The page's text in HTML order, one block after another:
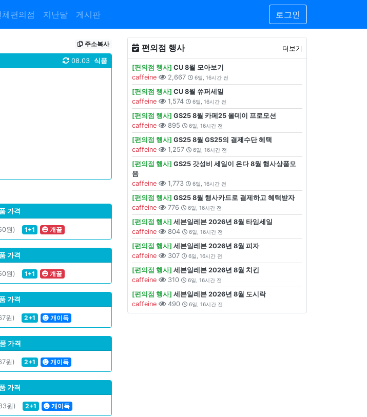
체편의점 지난달 게시판 로그인
주소복사
식품
08.03
가격
원) 1+1 개꿀
가격
원) 1+1 개꿀
가격
원) 2+1 개이득
가격
원) 2+1 개이득
가격
원) 2+1 개이득
편의점 행사 더보기
[편의점 행사] CU 8월 모아보기
caffeine
2,667 6일, 16시간 전
[편의점 행사] CU 8월 쓔퍼세일
caffeine
1,574 6일, 16시간 전
[편의점 행사] GS25 8월 카페25 올데이 프로모션
caffeine
895 6일, 16시간 전
[편의점 행사] GS25 8월 GS25의 결제수단 혜택
caffeine
1,257 6일, 16시간 전
[편의점 행사] GS25 갓성비 세일이 온다 8월 행사상품모
음
caffeine
1,773 6일, 16시간 전
[편의점 행사] GS25 8월 행사카드로 결제하고 혜택받자
caffeine
776 6일, 16시간 전
[편의점 행사] 세븐일레븐 2026년 8월 타임세일
caffeine
804 6일, 16시간 전
[편의점 행사] 세븐일레븐 2026년 8월 피자
caffeine
307 6일, 16시간 전
[편의점 행사] 세븐일레븐 2026년 8월 치킨
caffeine
310 6일, 16시간 전
[편의점 행사] 세븐일레븐 2026년 8월 도시락
caffeine
490 6일, 16시간 전